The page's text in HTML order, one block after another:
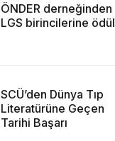
ÖNDER derneğinden
LGS birincilerine ödül
SCÜ’den Dünya Tıp
Literatürüne Geçen
Tarihi Başarı